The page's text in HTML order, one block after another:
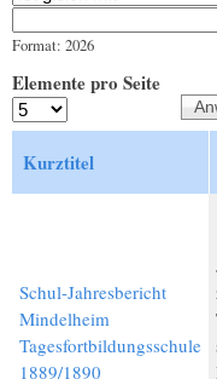
Format: 2026
Elemente pro Seite
Kurztitel
Schul-Jahresbericht
Mindelheim
Tagesfortbildungsschule
1889/1890